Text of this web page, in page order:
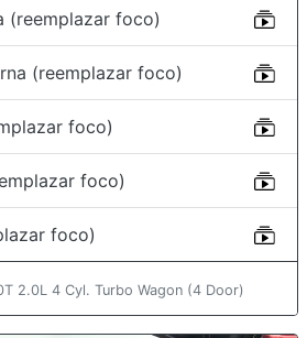
(reemplazar foco)
(reemplazar foco)
foco)
foco)
foco)
2.0L 4 Cyl. Turbo Wagon (4 Door)